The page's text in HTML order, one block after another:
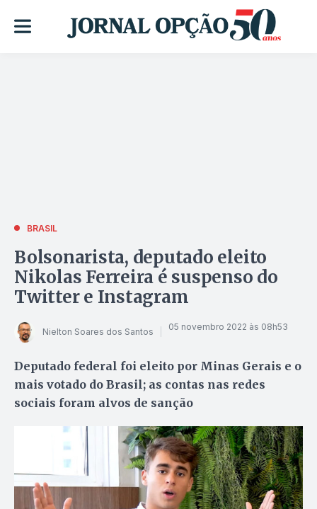
BRASIL
Bolsonarista, deputado eleito
Nikolas Ferreira é suspenso do
Twitter e Instagram
Nielton Soares dos Santos 05 novembro 2022 às 08h53
Deputado federal foi eleito por Minas Gerais e o
mais votado do Brasil; as contas nas redes
sociais foram alvos de sanção